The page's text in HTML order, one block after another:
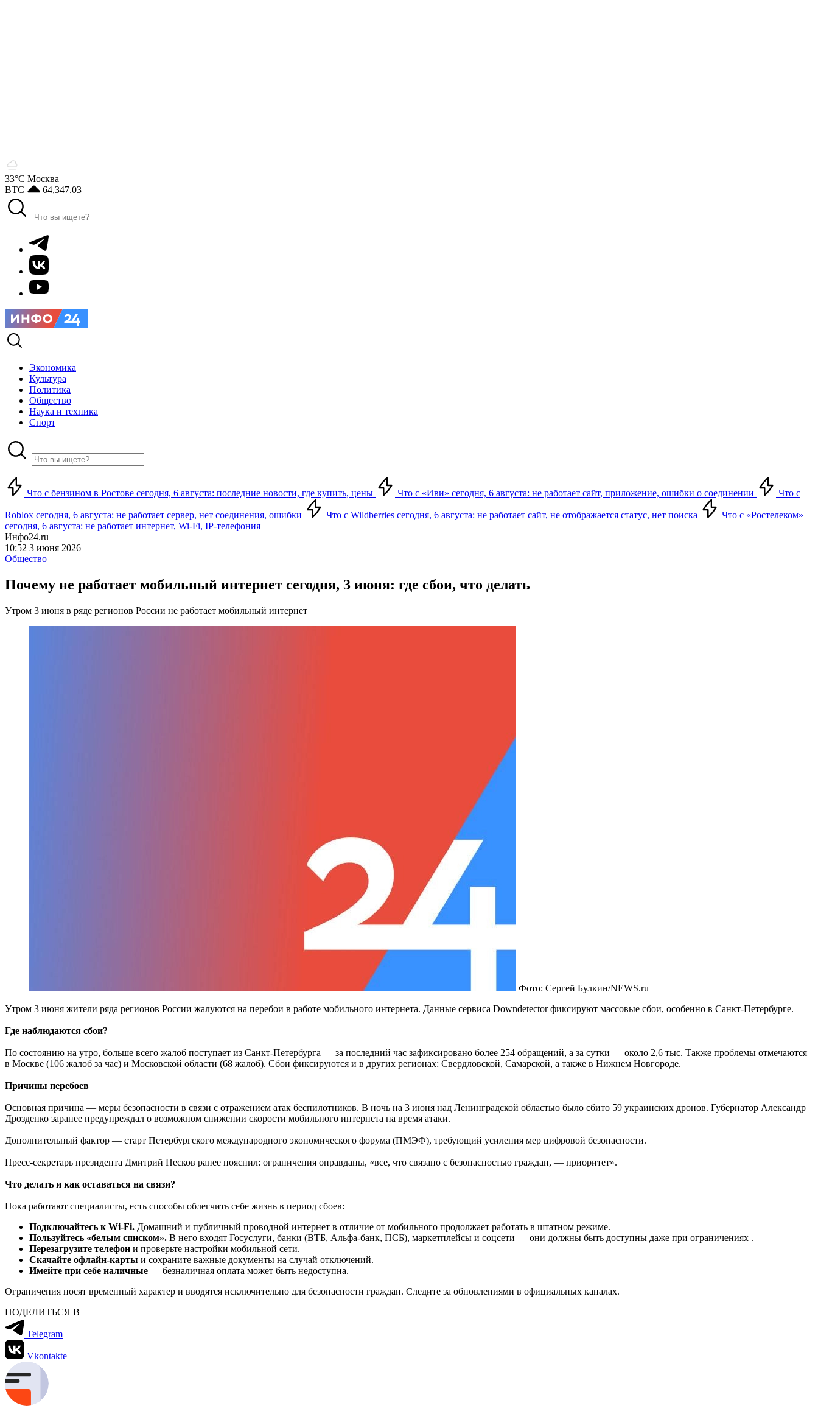
33°С Москва
BTC
64,347.03
Экономика
Культура
Политика
Общество
Наука и техника
Спорт
Что с бензином в Ростове сегодня, 6 августа: последние новости, где купить, цены Что с «Иви» сегодня, 6 августа: не работает сайт, приложение, ошибки о соединении Что с
Roblox сегодня, 6 августа: не работает сервер, нет соединения, ошибки Что с Wildberries сегодня, 6 августа: не работает сайт, не отображается статус, нет поиска
Что с «Ростелеком»
сегодня, 6 августа: не работает интернет, Wi-Fi, IP-телефония
Инфо24.ru
10:52 3 июня 2026
Общество
Почему не работает мобильный интернет сегодня, 3 июня: где сбои, что делать
Утром 3 июня в ряде регионов России не работает мобильный интернет
Фото: Сергей Булкин/NEWS.ru
Утром 3 июня жители ряда регионов России жалуются на перебои в работе мобильного интернета. Данные сервиса Downdetectorфиксируют массовые сбои, особенно в Санкт-Петербурге.
Где наблюдаются сбои?
По состоянию на утро, больше всего жалоб поступает из Санкт-Петербурга — за последний час зафиксировано более 254 обращений, а за сутки — около 2,6 тыс. Также проблемы отмечаются
в Москве (106 жалоб за час) и Московской области (68 жалоб). Сбои фиксируются и в других регионах: Свердловской, Самарской, а также в Нижнем Новгороде.
Причины перебоев
Основная причина — меры безопасности в связи с отражением атак беспилотников. В ночь на 3 июня над Ленинградской областью было сбито 59 украинских дронов. Губернатор Александр
Дрозденко заранее предупреждал о возможном снижении скорости мобильного интернета на время атаки.
Дополнительный фактор — старт Петербургского международного экономического форума (ПМЭФ), требующий усиления мер цифровой безопасности.
Пресс-секретарь президента Дмитрий Песков ранее пояснил: ограничения оправданы, «все, что связано с безопасностью граждан, — приоритет».
Что делать и как оставаться на связи?
Пока работают специалисты, есть способы облегчить себе жизнь в период сбоев:
Подключайтесь к Wi-Fi. Домашний и публичный проводной интернет в отличие от мобильного продолжает работать в штатном режиме.
Пользуйтесь «белым списком». В него входят Госуслуги, банки (ВТБ, Альфа-банк, ПСБ), маркетплейсы и соцсети — они должны быть доступны даже при ограничениях .
Перезагрузите телефон и проверьте настройки мобильной сети.
Скачайте офлайн-карты и сохраните важные документы на случай отключений.
Имейте при себе наличные — безналичная оплата может быть недоступна.
Ограничения носят временный характер и вводятся исключительно для безопасности граждан. Следите за обновлениями в официальных каналах.
ПОДЕЛИТЬСЯ В
Telegram
Vkontakte